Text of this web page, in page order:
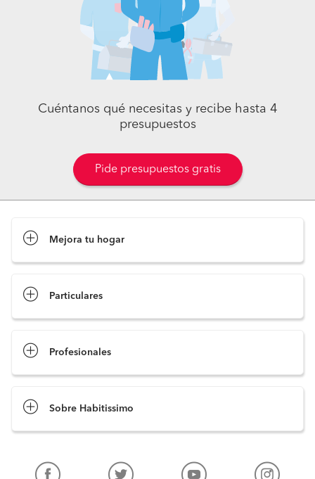
Cuéntanos qué necesitas y recibe hasta 4
presupuestos
Pide presupuestos gratis
Mejora tu hogar
Particulares
Profesionales
Sobre Habitissimo